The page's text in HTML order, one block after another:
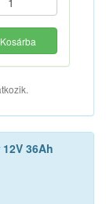
Kosárba
36Ah